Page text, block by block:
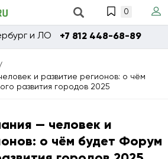
0
и ЛО +7 812 448-68-89
и развитие регионов: о чём
развития городов 2025
— человек и
о чём будет Форум